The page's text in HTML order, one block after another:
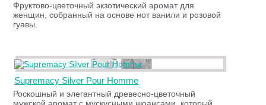
Фруктово-цветочный экзотический аромат для
женщин, собранный на основе нот ванили и розовой
гуавы.
Supremacy Silver Pour Homme
Роскошный и элегантный древесно-цветочный